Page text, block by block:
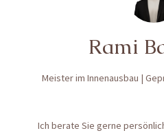
Rami
Meister im Innenausbau |
Ich berate Sie gerne